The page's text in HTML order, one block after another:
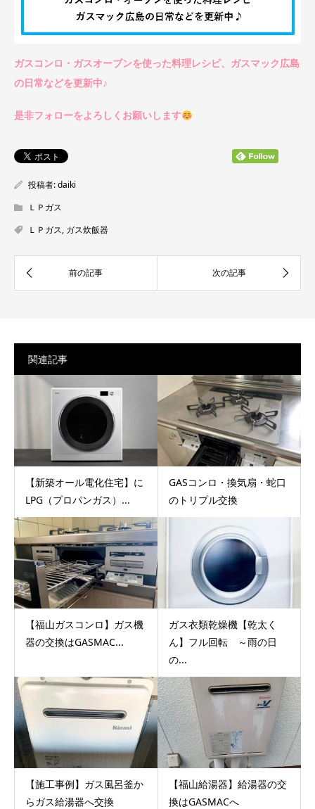
ガスコンロ・ガスオーブンを使った料理レシピ、ガスマック広島
の日常などを更新中♪
是非フォローをよろしくお願いします
投稿者:daiki
ＬＰガス
ＬＰガス, ガス炊飯器
関連記事
【新築オール電化住宅】に
LPG（プロパンガス）...
GASコンロ・換気扇・蛇口
のトリプル交換
【福山ガスコンロ】ガス機
器の交換はGASMAC...
ガス衣類乾燥機【乾太く
ん】フル回転 ～雨の日
の...
【施工事例】ガス風呂釜か
らガス給湯器へ交換
【福山給湯器】給湯器の交
換はGASMACへ